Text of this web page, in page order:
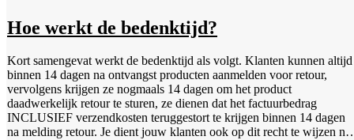
betaalde Custom Review Widget App van InstijlMedia te activeren.
Deze kan jouw WebwinkelKeur reviewscore en reviews op een
zonder algemene voorwaarden niet erg voordeliger voor de
ondernemer. Belangrijk dan ook om algemene voorwaarden op je
Het opstellen van algemene voorwaarden hoeft niet complex te zijn,
gezien de meeste webwinkels juridisch niet veel van elkaar
verschillen, we bieden gratis algemene voorwaarden voor webshops
aangevuld met andere juridische documenten en voorbeeldteksten.
Daarmee heb je je webwinkel snel op orde.
Hoe werkt de bedenktijd?
Kort samengevat werkt de bedenktijd als volgt. Klanten kunnen altijd
binnen 14 dagen na ontvangst producten aanmelden voor retour,
vervolgens krijgen ze nogmaals 14 dagen om het product
daadwerkelijk retour te sturen, ze dienen dat het factuurbedrag
INCLUSIEF verzendkosten teruggestort te krijgen binnen 14 dagen
na melding retour. Je dient jouw klanten ook op dit recht te wijzen na